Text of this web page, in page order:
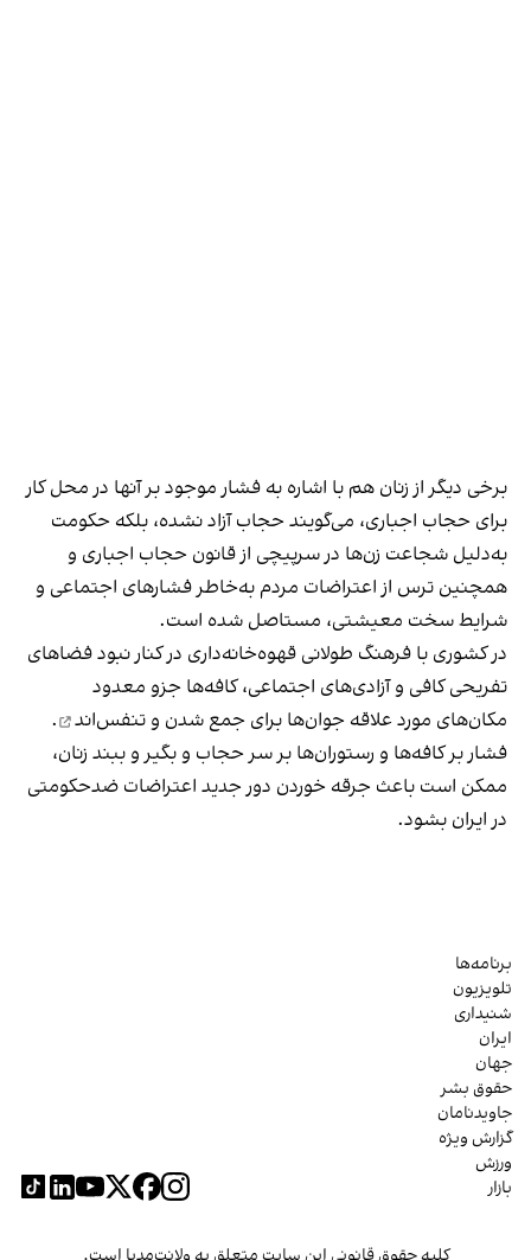
برخی دیگر از زنان هم با اشاره به فشار موجود بر آنها در محل کار
برای حجاب اجباری، می‌گویند حجاب آزاد نشده، بلکه حکومت
به‌دلیل شجاعت زن‌ها در سرپیچی از قانون حجاب اجباری و
همچنین ترس از اعتراضات مردم به‌خاطر فشارهای اجتماعی و
شرایط سخت معیشتی، مستاصل شده است.
در کشوری با فرهنگ طولانی قهوه‌‌خانه‌داری در کنار نبود فضاهای
تفریحی کافی و آزادی‌های اجتماعی، کافه‌ها جزو معدود
مکان‌های مورد علاقه جوان‌ها برای جمع شدن و تنفس‌اند
.
فشار بر کافه‌ها و رستوران‌ها بر سر حجاب و بگیر و ببند زنان،
ممکن است باعث جرقه خوردن دور جدید اعتراضات ضدحکومتی
در ایران بشود.
برنامه‌ها
تلویزیون
شنیداری
ایران
جهان
حقوق بشر
جاویدنامان
گزارش ویژه
ورزش
بازار